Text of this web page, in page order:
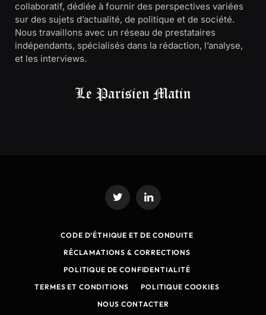
collaboratif, dédiée à fournir des perspectives variées
sur des sujets d’actualité, de politique et de société.
Nous travaillons avec un réseau de prestataires
indépendants, spécialisés dans la rédaction, l’analyse,
et les interviews.
Twitter LinkedIn
CODE D’ÉTHIQUE ET DE CONDUITE
RÉCLAMATIONS & CORRECTIONS
POLITIQUE DE CONFIDENTIALITÉ
TERMES ET CONDITIONS
POLITIQUE COOKIES
NOUS CONTACTER